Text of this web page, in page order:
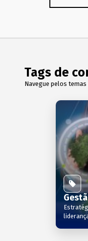
Tags de
Navegue pelos